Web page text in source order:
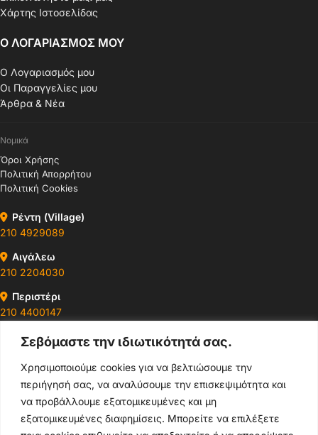
Σεβόμαστε την ιδιωτικότητά σας.
Χρησιμοποιούμε cookies για να βελτιώσουμε την
περιήγησή σας, να αναλύσουμε την επισκεψιμότητα και
να προβάλλουμε εξατομικευμένες και μη
εξατομικευμένες διαφημίσεις. Μπορείτε να επιλέξετε
Χάρτης Ιστοσελίδας
Ο ΛΟΓΑΡΙΑΣΜΟΣ ΜΟΥ
Ο Λογαριασμός μου
Οι Παραγγελίες μου
Άρθρα & Νέα
Νομικά
Όροι Χρήσης
Πολιτική Απορρήτου
Πολιτική Cookies
Ρέντη (Village)
210 4929089
Αιγάλεω
210 2204030
Περιστέρι
210 4400147
Ωράρια & Διευθύνσεις →
210 4929089
Κεντρικό τηλέφωνο